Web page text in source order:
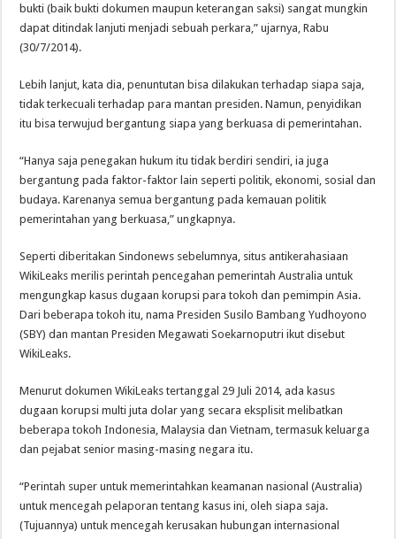
bukti (baik bukti dokumen maupun keterangan saksi) sangat mungkin
dapat ditindak lanjuti menjadi sebuah perkara,” ujarnya, Rabu
(30/7/2014).
Lebih lanjut, kata dia, penuntutan bisa dilakukan terhadap siapa saja,
tidak terkecuali terhadap para mantan presiden. Namun, penyidikan
itu bisa terwujud bergantung siapa yang berkuasa di pemerintahan.
“Hanya saja penegakan hukum itu tidak berdiri sendiri, ia juga
bergantung pada faktor-faktor lain seperti politik, ekonomi, sosial dan
budaya. Karenanya semua bergantung pada kemauan politik
pemerintahan yang berkuasa,” ungkapnya.
Seperti diberitakan Sindonews sebelumnya, situs antikerahasiaan
WikiLeaks merilis perintah pencegahan pemerintah Australia untuk
mengungkap kasus dugaan korupsi para tokoh dan pemimpin Asia.
Dari beberapa tokoh itu, nama Presiden Susilo Bambang Yudhoyono
(SBY) dan mantan Presiden Megawati Soekarnoputri ikut disebut
WikiLeaks.
Menurut dokumen WikiLeaks tertanggal 29 Juli 2014, ada kasus
dugaan korupsi multi juta dolar yang secara eksplisit melibatkan
beberapa tokoh Indonesia, Malaysia dan Vietnam, termasuk keluarga
dan pejabat senior masing-masing negara itu.
“Perintah super untuk memerintahkan keamanan nasional (Australia)
untuk mencegah pelaporan tentang kasus ini, oleh siapa saja.
(Tujuannya) untuk mencegah kerusakan hubungan internasional